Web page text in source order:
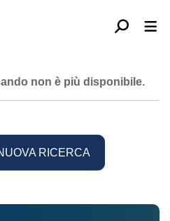
non è più disponibile.
RICERCA